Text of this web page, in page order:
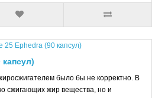
было бы не корректно. В
сжигающих жир вещества, но и